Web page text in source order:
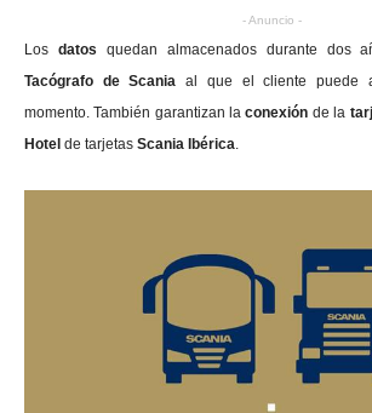
- Anuncio -
Los datos quedan almacenados durante dos
Tacógrafo de Scaniaal que el cliente puede
momento.También garantizan laconexión de la
Hotel de tarjetas Scania Ibérica.